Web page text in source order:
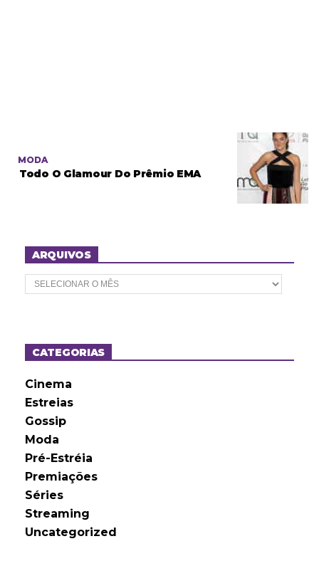
MODA
Todo O Glamour Do Prêmio EMA
ARQUIVOS
A
r
o
sCATEGORIAS
Cinema
Estreias
Gossip
Moda
Pré-Estréia
Premiações
Séries
Streaming
Uncategorized